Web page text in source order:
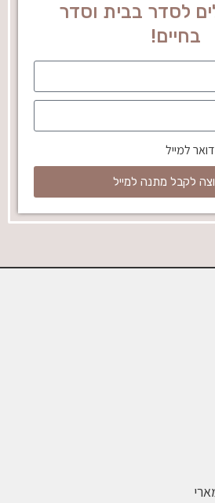
כללים לסדר בבית וסדר
בחיים!
למייל
לקבל מתנה למייל